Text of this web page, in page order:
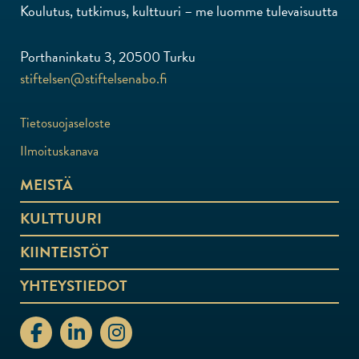
Koulutus, tutkimus, kulttuuri – me luomme tulevaisuutta
Porthaninkatu 3, 20500 Turku
stiftelsen@stiftelsenabo.fi
Tietosuojaseloste
Ilmoituskanava
MEISTÄ
KULTTUURI
KIINTEISTÖT
YHTEYSTIEDOT
stiftelsenabo Facebook
stiftelsenabo Linkedin
stiftelsenabo Instagram